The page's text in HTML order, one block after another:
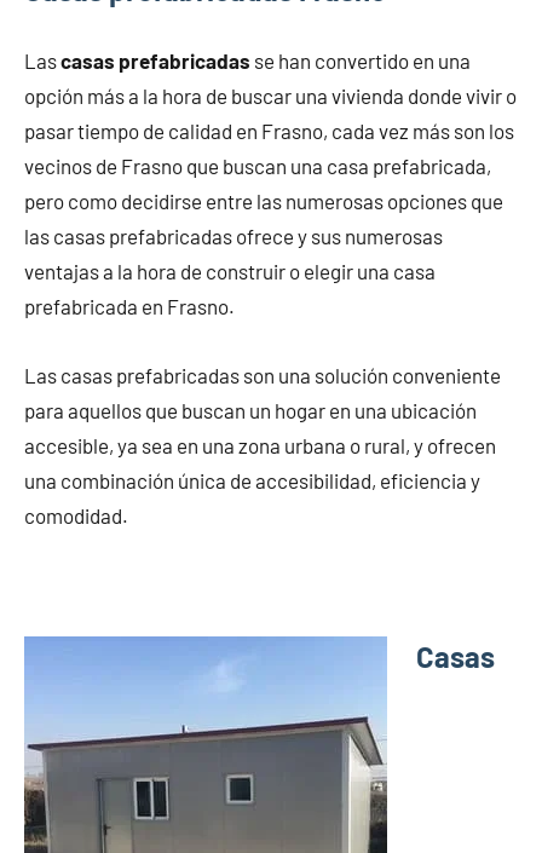
Lascasas prefabricadas se han convertido en una
opción más a la hora de buscar una vivienda donde vivir o
pasar tiempo de calidad en Frasno, cada vez más son los
vecinos de Frasno que buscan una casa prefabricada,
pero como decidirse entre las numerosas opciones que
las casas prefabricadas ofrece y sus numerosas
ventajas a la hora de construir o elegir una casa
prefabricada en Frasno.
Las casas prefabricadas son una solución conveniente
para aquellos que buscan un hogar en una ubicación
accesible, ya sea en una zona urbana o rural, y ofrecen
una combinación única de accesibilidad, eficiencia y
comodidad.
Casas